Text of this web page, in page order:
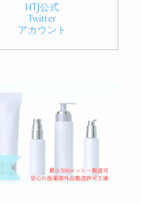
HTJ公式
Twitter
アカウント